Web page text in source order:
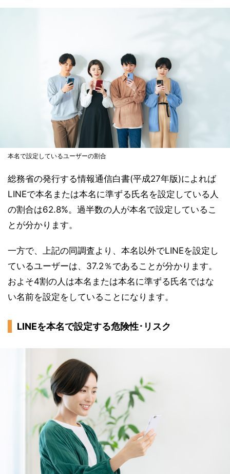
本名で設定しているユーザーの割合
総務省の発行する情報通信白書(平成27年版)によれば
LINEで本名または本名に準ずる氏名を設定している人
の割合は62.8%。過半数の人が本名で設定しているこ
とが分かります。
一方で、上記の同調査より、本名以外でLINEを設定し
ているユーザーは、37.2％であることが分かります。
およそ4割の人は本名または本名に準ずる氏名ではな
い名前を設定をしていることになります。
LINEを本名で設定する危険性･リスク